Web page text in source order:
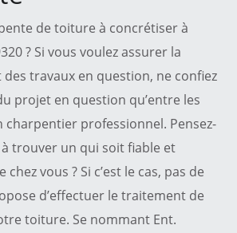
de toiture à concrétiser à
? Si vous voulez assurer la
travaux en question, ne confiez
projet en question qu’entre les
charpentier professionnel. Pensez-
trouver un qui soit fiable et
vous ? Si c’est le cas, pas de
d’effectuer le traitement de
toiture. Se nommant Ent.